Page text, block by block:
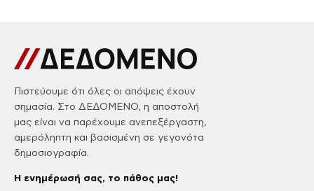
Πιστεύουμε ότι όλες οι απόψεις έχουν
σημασία. Στο ΔΕΔΟΜΕΝΟ, η αποστολή
μας είναι να παρέχουμε ανεπεξέργαστη,
αμερόληπτη και βασισμένη σε γεγονότα
δημοσιογραφία.
Η ενημέρωσή σας, το πάθος μας!